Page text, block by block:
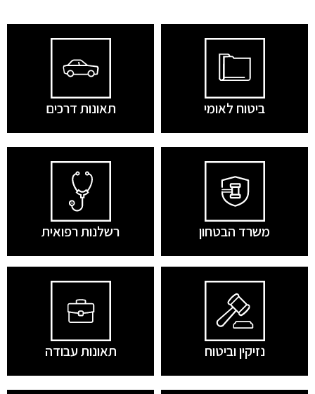
ביטוח לאומי
משרד הבטחון
תאונות דרכים
רשלנות רפואית
נזיקין וביטוח תאונות עבודה